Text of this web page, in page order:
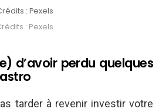
: Pexels
: Pexels
d’avoir perdu quelques
tarder à revenir investir votre